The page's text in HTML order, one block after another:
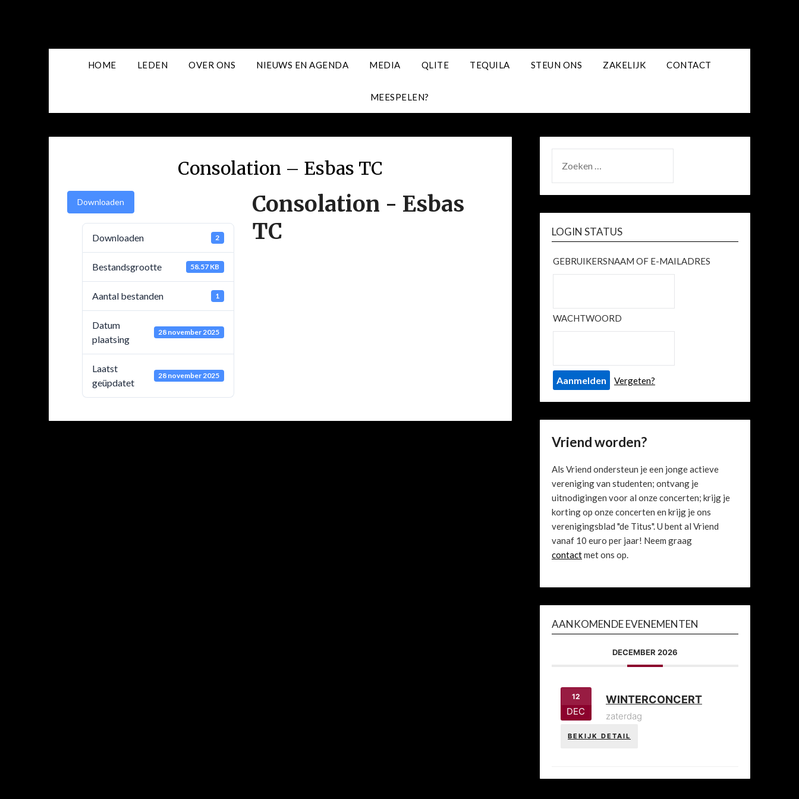
HOME LEDEN OVER ONS NIEUWS EN AGENDA MEDIA QLITE TEQUILA STEUN ONS ZAKELIJK CONTACT
MEESPELEN?
Consolation – Esbas TC
Downloaden
Downloaden 2
Bestandsgrootte 58.57 KB
Aantal bestanden 1
Datum
plaatsing
28 november 2025
Laatst
geüpdatet
28 november 2025
Consolation - Esbas
TC
NAAR:
LOGIN STATUS
GEBRUIKERSNAAM OF E-MAILADRES
WACHTWOORD
Vergeten?
Vriend worden?
Als Vriend ondersteun je een jonge actieve
vereniging van studenten; ontvang je
uitnodigingen voor al onze concerten; krijg je
korting op onze concerten en krijg je ons
verenigingsblad "de Titus". U bent al Vriend
vanaf 10 euro per jaar! Neem graag
contactmet ons op.
AANKOMENDE EVENEMENTEN
DECEMBER 2026
12
DEC
WINTERCONCERT
zaterdag
BEKIJK DETAIL